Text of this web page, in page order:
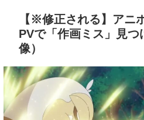
【※修正される】アニ
PVで「作画ミス」見
像）